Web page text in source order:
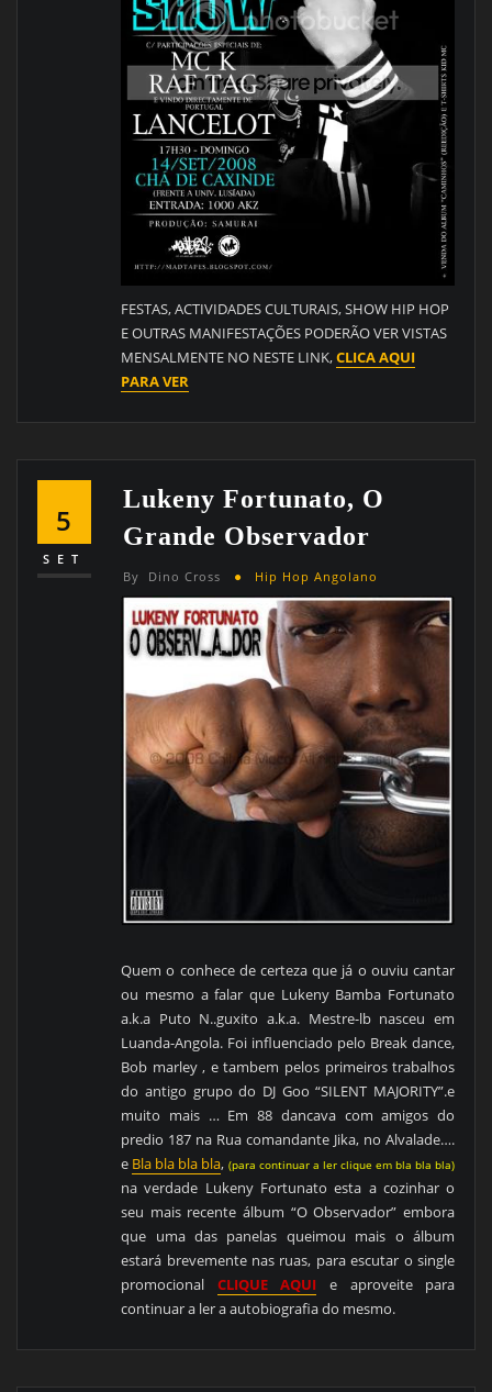
FESTAS, ACTIVIDADES CULTURAIS, SHOW HIP HOP
E OUTRAS MANIFESTAÇÕES PODERÃO VER VISTAS
MENSALMENTE NO NESTE LINK,CLICA AQUI
PARA VER
5
SET
Lukeny Fortunato, O
Grande Observador
By Dino Cross Hip Hop Angolano
Quem o conhece de certeza que já o ouviu cantar
ou mesmo a falar que Lukeny Bamba Fortunato
a.k.a Puto N..guxito a.k.a. Mestre-lb nasceu em
Luanda-Angola. Foi influenciado pelo Break dance,
Bob marley , e tambem pelos primeiros trabalhos
do antigo grupo do DJ Goo “SILENT MAJORITY”.e
muito mais … Em 88 dancava com amigos do
predio 187 na Rua comandante Jika, no Alvalade….
e Bla bla bla bla, (para continuar a ler clique em bla bla bla)
na verdade Lukeny Fortunato esta a cozinhar o
seu mais recente álbum “O Observador” embora
que uma das panelas queimou mais o álbum
estará brevemente nas ruas, para escutar o single
promocional CLIQUE AQUI e aproveite para
continuar a ler a autobiografia do mesmo.